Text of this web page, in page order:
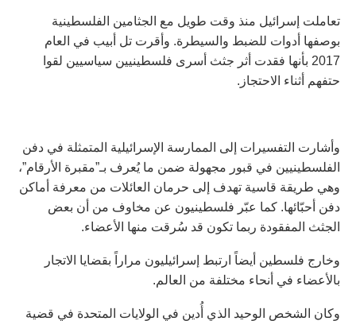
تعاملت إسرائيل منذ وقت طويل مع الجثامين الفلسطينية
بوصفها أدوات للضبط والسيطرة. وأقرت تل أبيب في العام
2017 بأنها فقدت أثر جثث أسرى فلسطينيين سياسيين لقوا
حتفهم أثناء الاحتجاز.
وأشارت التفسيرات إلى الممارسة الإسرائيلية المتمثلة في دفن
الفلسطينيين في قبور مجهولة ضمن ما يُعرف بـ”مقبرة الأرقام”،
وهي طريقة قاسية تهدف إلى حرمان العائلات من معرفة أماكن
دفن أحبّائها. كما عبّر فلسطينيون عن مخاوف من أن بعض
الجثث المفقودة ربما تكون قد سُرقت منها الأعضاء.
وخارج فلسطين أيضاً ارتبط إسرائيليون مراراً بقضايا الاتجار
بالأعضاء في أنحاء مختلفة من العالم.
وكان الشخص الوحيد الذي أُدين في الولايات المتحدة في قضية